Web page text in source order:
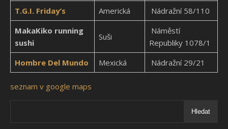
T.G.I. Friday’s
Americká
Nádražní 58/110
MakaKiko running
sushi
Suši
Náměstí
Republiky 1078/1
Hombre Del Mundo
Mexická Nádražní 29/21
seznam v google maps
Hledat